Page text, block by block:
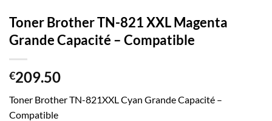
Toner Brother TN-821 XXL Magenta
Grande Capacité – Compatible
€209.50
Toner Brother TN-821XXL Cyan Grande Capacité –
Compatible